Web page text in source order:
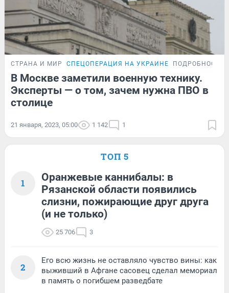
СТРАНА И МИР СПЕЦОПЕРАЦИЯ НА УКРАИНЕ ПОДРОБНОСТИ
В Москве заметили военную технику.
Эксперты — о том, зачем нужна ПВО в
столице
21 января, 2023, 05:00 1 142 1
ТОП 5
1
Оранжевые каннибалы: в
Рязанской области появились
слизни, пожирающие друг друга
(и не только)
25 706 3
2
Его всю жизнь не оставляло чувство вины: как
выживший в Афгане сасовец сделал мемориал
в память о погибшем разведбате